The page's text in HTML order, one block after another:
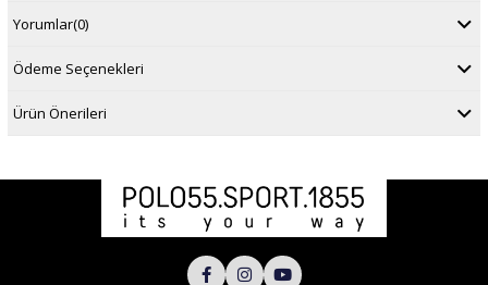
Yorumlar(0)
Ödeme Seçenekleri
Ürün Önerileri